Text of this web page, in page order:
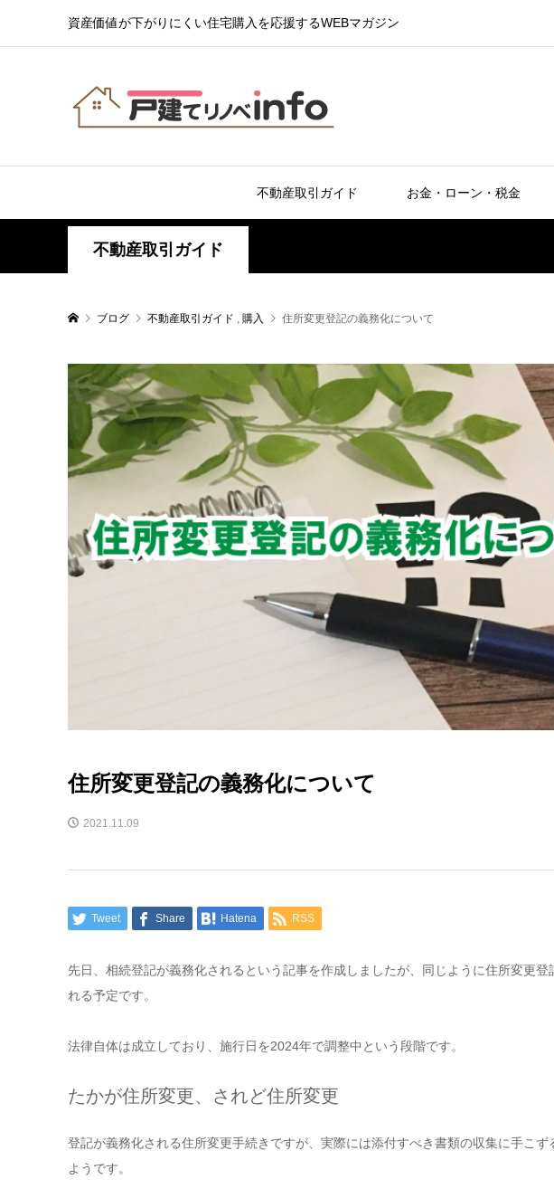
資産価値が下がりにくい住宅購入を応援するWEBマガジン
不動産取引ガイド お金・ローン・税金
不動産取引ガイド
ブログ 不動産取引ガイド , 購入 住所変更登記の義務化について
住所変更登記の義務化について
2021.11.09
Tweet Share Hatena RSS
先日、相続登記が義務化されるという記事を作成しましたが、同じように住所変更登
れる予定です。
法律自体は成立しており、施行日を2024年で調整中という段階です。
たかが住所変更、されど住所変更
登記が義務化される住所変更手続きですが、実際には添付すべき書類の収集に手こず
ようです。